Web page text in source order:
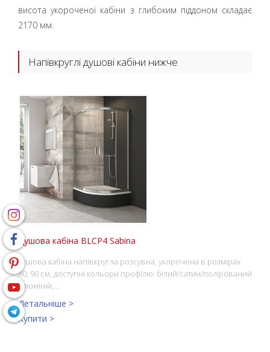
висота укороченої кабіни з глибоким піддоном складає
2170 мм.
Напівкруглі душові кабіни нижче
Душова кабіна BLCP4 Sabina
душова кабіна напівкругла розсувна, укорочена в розмірах
80, 90 см, доступні кольори профілю: білий/сатин/полірований
алюміній,…
Детальніше >
Купити >